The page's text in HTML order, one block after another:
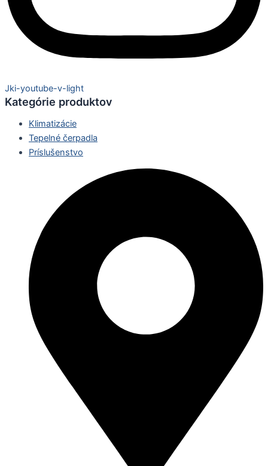
Jki-youtube-v-light
Kategórie produktov
Klimatizácie
Tepelné čerpadla
Príslušenstvo